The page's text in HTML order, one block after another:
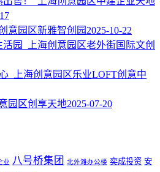
新雅智创园 2025-10-22
老外街国际文创
乐业LOFT创意中
创享天地2025-07-20
业 八号桥集团 北外滩办公楼 奕成投资 安